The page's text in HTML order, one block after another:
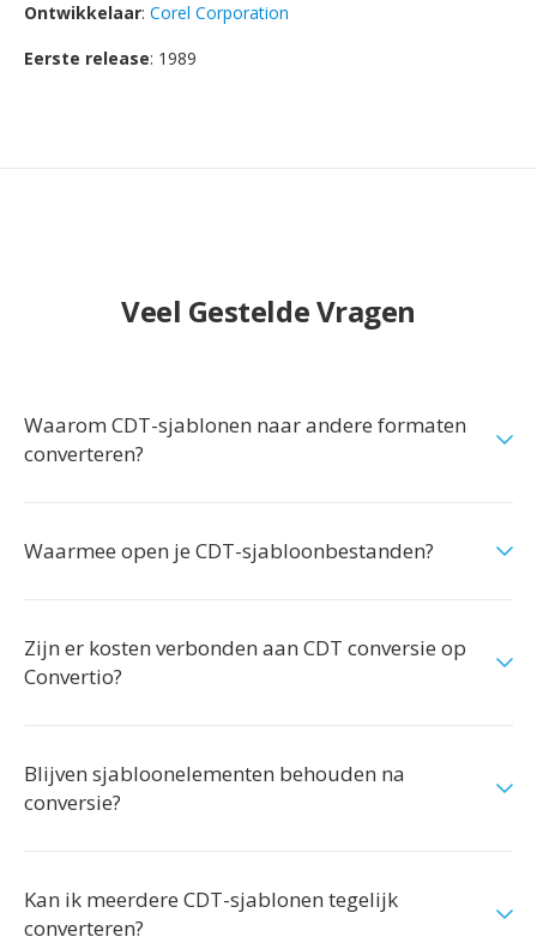
Ontwikkelaar: Corel Corporation
Eerste release: 1989
Veel Gestelde Vragen
Waarom CDT-sjablonen naar andere formaten
converteren?
Waarmee open je CDT-sjabloonbestanden?
Zijn er kosten verbonden aan CDT conversie op
Convertio?
Blijven sjabloonelementen behouden na
conversie?
Kan ik meerdere CDT-sjablonen tegelijk
converteren?